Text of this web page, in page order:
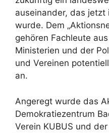
auseinander, das
wurde. Dem
gehören Fachleute
Ministerien und der
und Vereinen
an.
Angeregt wurde das
Demokratiezentrum
Verein KUBUS und